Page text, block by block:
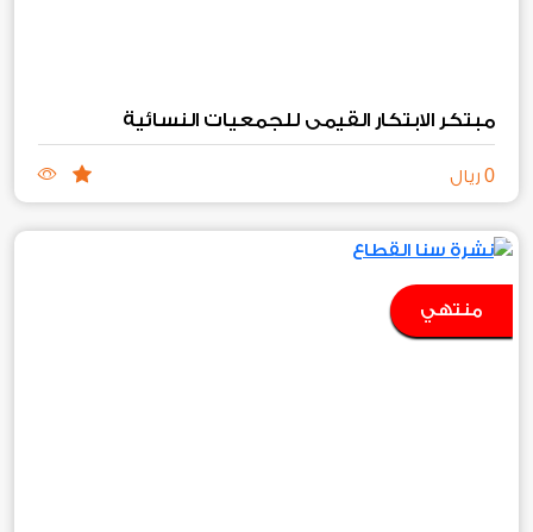
مبتكر الابتكار القيمي للجمعيات النسائية
0 ريال
منتهي